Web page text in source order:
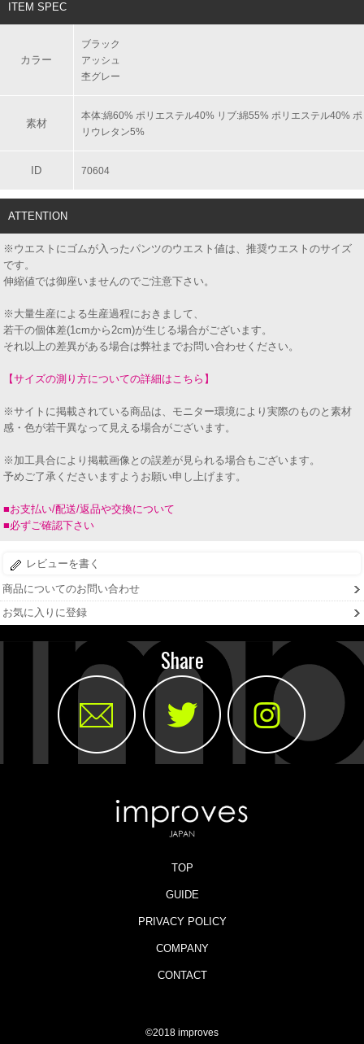
ITEM SPEC
カラー
ブラック
アッシュ
杢グレー
素材
本体:綿60% ポリエステル40% リブ:綿55% ポリエステル40% ポ
リウレタン5%
ID 70604
ATTENTION
※ウエストにゴムが入ったパンツのウエスト値は、推奨ウエストのサイズ
です。
伸縮値では御座いませんのでご注意下さい。
※大量生産による生産過程におきまして、
若干の個体差(1cmから2cm)が生じる場合がございます。
それ以上の差異がある場合は弊社までお問い合わせください。
【サイズの測り方についての詳細はこちら】
※サイトに掲載されている商品は、モニター環境により実際のものと素材
感・色が若干異なって見える場合がございます。
※加工具合により掲載画像との誤差が見られる場合もございます。
予めご了承くださいますようお願い申し上げます。
■お支払い/配送/返品や交換について
■必ずご確認下さい
レビューを書く
商品についてのお問い合わせ
お気に入りに登録
Share
TOP
GUIDE
PRIVACY POLICY
COMPANY
CONTACT
©2018 improves